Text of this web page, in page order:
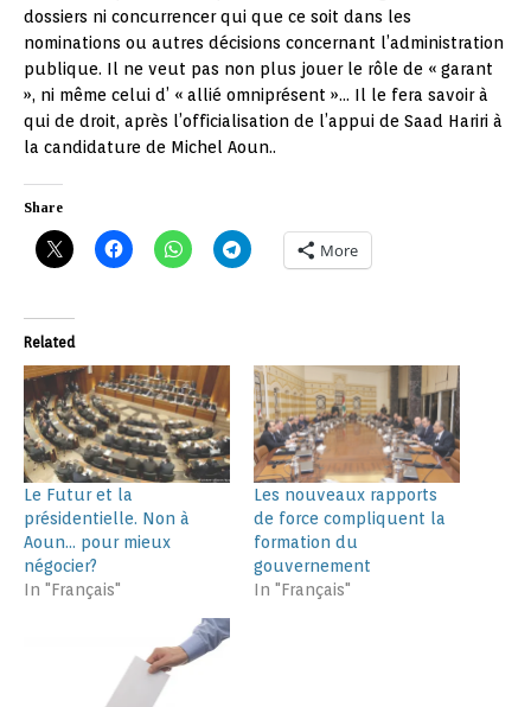
dossiers ni concurrencer qui que ce soit dans les
nominations ou autres décisions concernant l’administration
publique. Il ne veut pas non plus jouer le rôle de « garant
», ni même celui d’ « allié omniprésent »… Il le fera savoir à
qui de droit, après l’officialisation de l’appui de Saad Hariri à
la candidature de Michel Aoun..
Share
More
Related
Le Futur et la
présidentielle. Non à
Aoun… pour mieux
négocier?
In "Français"
Les nouveaux rapports
de force compliquent la
formation du
gouvernement
In "Français"